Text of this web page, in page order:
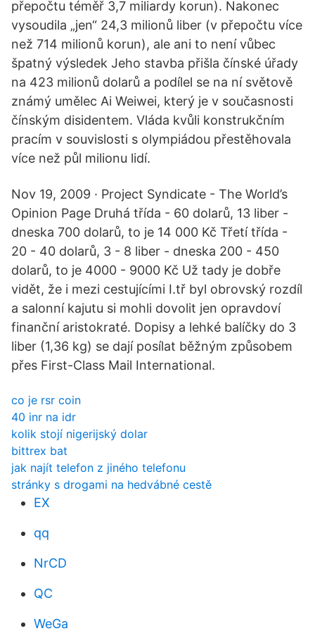
přepočtu téměř 3,7 miliardy korun). Nakonec
vysoudila „jen“ 24,3 milionů liber (v přepočtu více
než 714 milionů korun), ale ani to není vůbec
špatný výsledek Jeho stavba přišla čínské úřady
na 423 milionů dolarů a podílel se na ní světově
známý umělec Ai Weiwei, který je v současnosti
čínským disidentem. Vláda kvůli konstrukčním
pracím v souvislosti s olympiádou přestěhovala
více než půl milionu lidí.
Nov 19, 2009 · Project Syndicate - The World’s
Opinion Page Druhá třída - 60 dolarů, 13 liber -
dneska 700 dolarů, to je 14 000 Kč Třetí třída -
20 - 40 dolarů, 3 - 8 liber - dneska 200 - 450
dolarů, to je 4000 - 9000 Kč Už tady je dobře
vidět, že i mezi cestujícími I.tř byl obrovský rozdíl
a salonní kajutu si mohli dovolit jen opravdoví
finanční aristokraté. Dopisy a lehké balíčky do 3
liber (1,36 kg) se dají posílat běžným způsobem
přes First-Class Mail International.
co je rsr coin
40 inr na idr
kolik stojí nigerijský dolar
bittrex bat
jak najít telefon z jiného telefonu
stránky s drogami na hedvábné cestě
EX
qq
NrCD
QC
WeGa